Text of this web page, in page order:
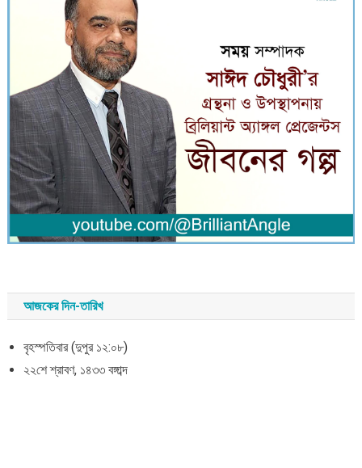
আজকের দিন-তারিখ
বৃহস্পতিবার (দুপুর ১২:০৮)
২২শে শ্রাবণ, ১৪৩৩ বঙ্গাব্দ